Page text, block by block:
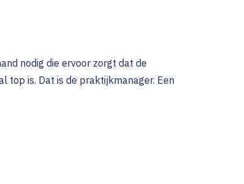
nodig die ervoor zorgt dat de
top is. Dat is de praktijkmanager. Een